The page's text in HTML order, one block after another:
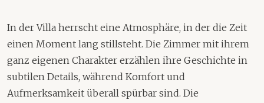
In der Villa herrscht eine Atmosphäre, in der die Zeit
einen Moment lang stillsteht. Die Zimmer mit ihrem
ganz eigenen Charakter erzählen ihre Geschichte in
subtilen Details, während Komfort und
Aufmerksamkeit überall spürbar sind. Die